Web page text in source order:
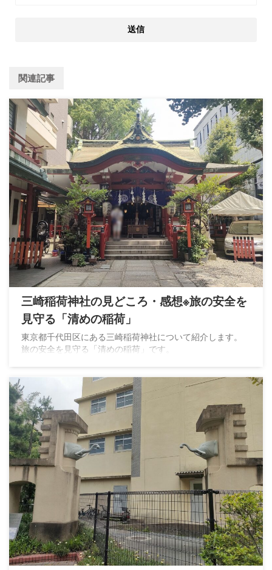
関連記事
三崎稲荷神社の見どころ・感想※旅の安全を
見守る「清めの稲荷」
東京都千代田区にある三崎稲荷神社について紹介します。
旅の安全を見守る「清めの稲荷」です。